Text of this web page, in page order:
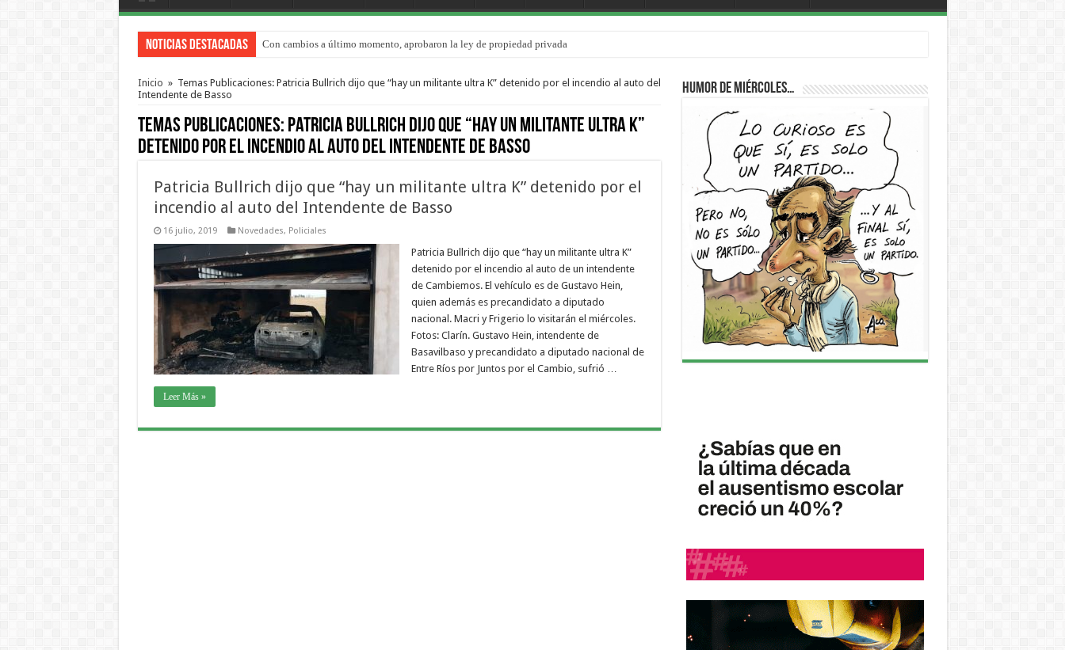
Noticias Destacadas Con cambios a último momento, aprobaron la ley de propiedad privada
Adopción en Entre Ríos: el 35% de los 90 niños, niñas y adolescentes que esperan una familia tiene CUD
Inicio » Temas Publicaciones: Patricia Bullrich dijo que “hay un militante ultra K” detenido por el incendio al auto del
Intendente de Basso
Temas Publicaciones: Patricia Bullrich dijo que “hay un militante ultra K”
detenido por el incendio al auto del Intendente de Basso
Patricia Bullrich dijo que “hay un militante ultra K” detenido por el
incendio al auto del Intendente de Basso
16 julio, 2019 Novedades, Policiales
Patricia Bullrich dijo que “hay un militante ultra K”
detenido por el incendio al auto de un intendente
de Cambiemos. El vehículo es de Gustavo Hein,
quien además es precandidato a diputado
nacional. Macri y Frigerio lo visitarán el miércoles.
Fotos: Clarín. Gustavo Hein, intendente de
Basavilbaso y precandidato a diputado nacional de
Entre Ríos por Juntos por el Cambio, sufrió …
Leer Más »
Humor de Miércoles…